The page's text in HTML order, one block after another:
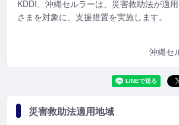
KDDI、沖縄セルラーは、災害救助法が適
さまを対象に、支援措置を実施します。
沖縄セ
災害救助法適用地域